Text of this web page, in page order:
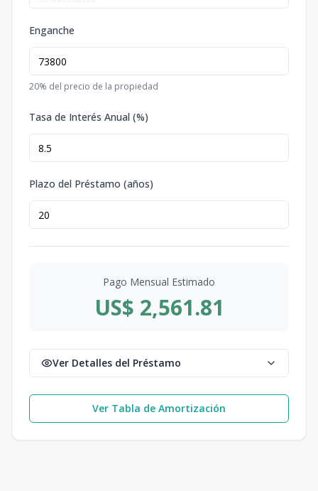
Enganche
20% del precio de la propiedad
Tasa de Interés Anual (%)
Plazo del Préstamo (años)
Pago Mensual Estimado
US$ 2,561.81
Ver Detalles del Préstamo
Ver Tabla de Amortización